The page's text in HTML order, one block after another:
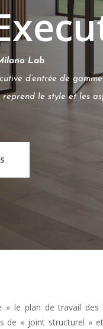
Lab
d’entrée de
le style et les
» le plan de travail
de « joint structurel »